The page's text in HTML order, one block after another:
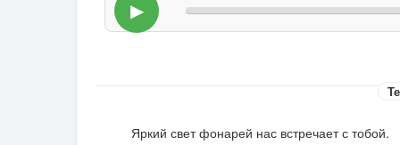
▶
Яркий свет фонарей нас встречает с тобой.